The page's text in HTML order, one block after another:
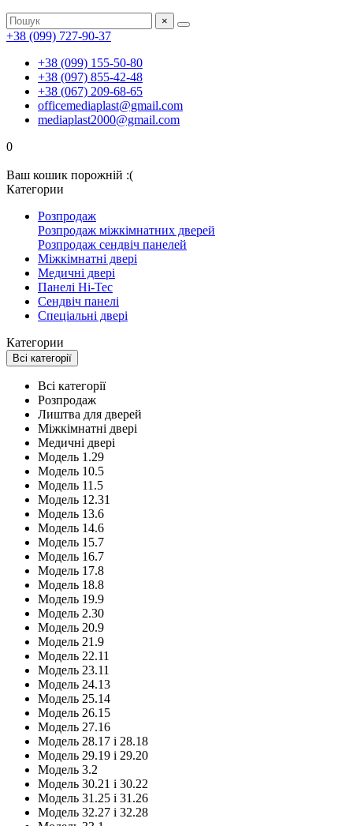
×
+38 (099) 727-90-37
+38 (099) 155-50-80
+38 (097) 855-42-48
+38 (067) 209-68-65
officemediaplast@gmail.com
mediaplast2000@gmail.com
0
Ваш кошик порожній :(
Категории
Розпродаж
Розпродаж міжкімнатних дверей
Розпродаж сендвіч панелей
Міжкімнатні двері
Медичні двері
Панелі Hi-Tec
Сендвіч панелі
Спеціальні двері
Категории
Всі категорії
Всі категорії
Розпродаж
Лиштва для дверей
Міжкімнатні двері
Медичні двері
Модель 1.29
Модель 10.5
Модель 11.5
Модель 12.31
Модель 13.6
Модель 14.6
Модель 15.7
Модель 16.7
Модель 17.8
Модель 18.8
Модель 19.9
Модель 2.30
Модель 20.9
Модель 21.9
Модель 22.11
Модель 23.11
Модель 24.13
Модель 25.14
Модель 26.15
Модель 27.16
Модель 28.17 і 28.18
Модель 29.19 і 29.20
Модель 3.2
Модель 30.21 і 30.22
Модель 31.25 і 31.26
Модель 32.27 і 32.28